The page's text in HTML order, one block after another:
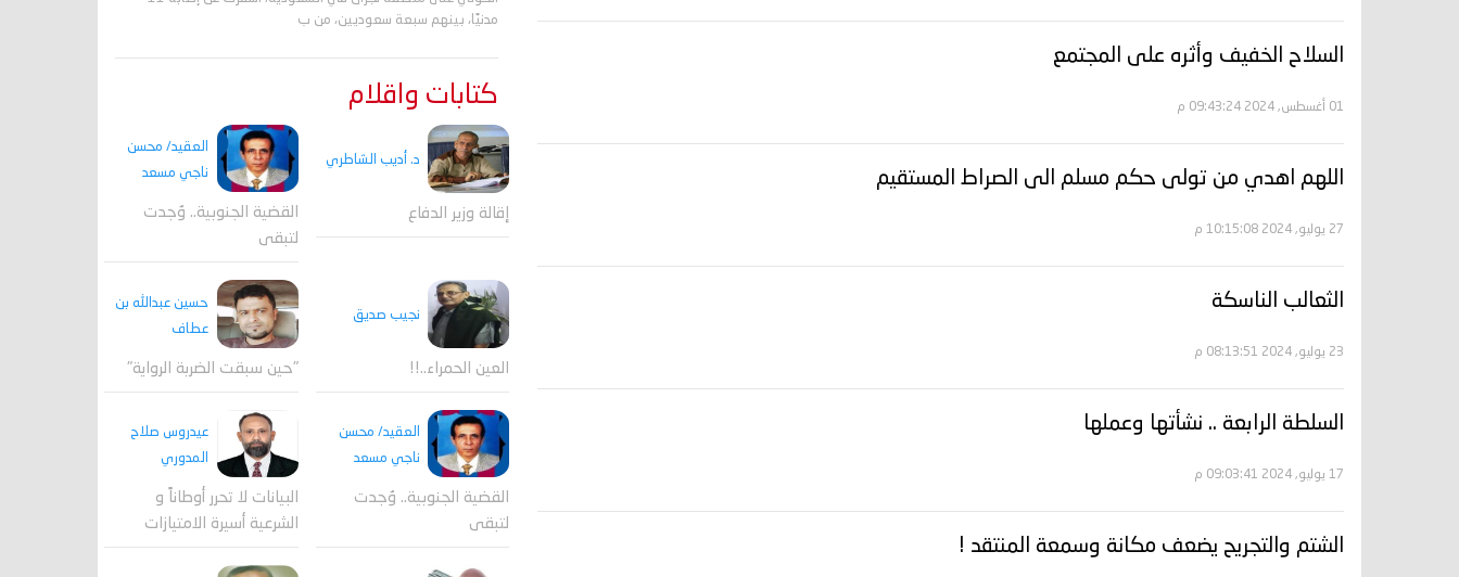
السلاح الخفيف وأثره على المجتمع
01 أغسطس, 2024 09:43:24 م
اللهم اهدي من تولى حكم مسلم الى الصراط المستقيم
27 يوليو, 2024 10:15:08 م
الثعالب الناسكة
23 يوليو, 2024 08:13:51 م
السلطة الرابعة .. نشأتها وعملها
17 يوليو, 2024 09:03:41 م
الشتم والتجريح يضعف مكانة وسمعة المنتقد !
مدنيًا، بينهم سبعة سعوديين، من ب
كتابات واقلام
د. أديب الشاطري
إقالة وزير الدفاع
العقيد/ محسن
ناجي مسعد
القضية الجنوبية.. وُجدت
لتبقى
نجيب صديق
العين الحمراء..!!
حسين عبدالله بن
عطاف
"حين سبقت الضربة الرواية"
العقيد/ محسن
ناجي مسعد
القضية الجنوبية.. وُجدت
لتبقى
عيدروس صلاح
المدوري
البيانات لا تحرر أوطاناً و
الشرعية أسيرة الامتيازات